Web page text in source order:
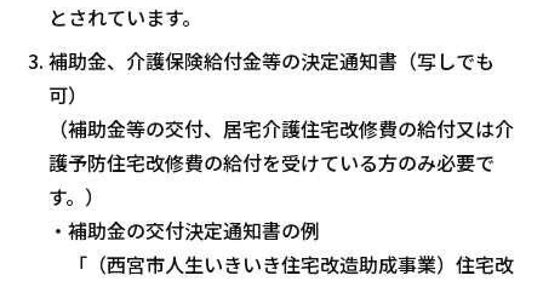
とされています。
補助金、介護保険給付金等の決定通知書（写しでも
可）
（補助金等の交付、居宅介護住宅改修費の給付又は介
護予防住宅改修費の給付を受けている方のみ必要で
す。）
・補助金の交付決定通知書の例
「（西宮市人生いきいき住宅改造助成事業）住宅改